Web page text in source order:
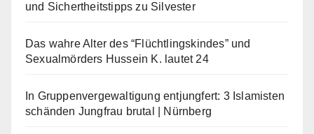
und Sichertheitstipps zu Silvester
Das wahre Alter des “Flüchtlingskindes” und
Sexualmörders Hussein K. lautet 24
In Gruppenvergewaltigung entjungfert: 3 Islamisten
schänden Jungfrau brutal | Nürnberg